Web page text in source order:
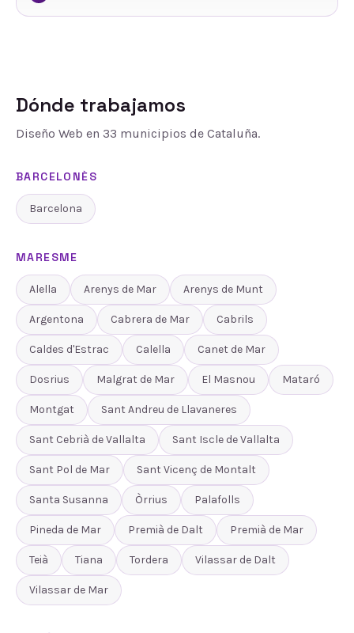
Dónde trabajamos
Diseño Web en 33 municipios de Cataluña.
BARCELONÈS
Barcelona
MARESME
Alella Arenys de Mar Arenys de Munt
Argentona Cabrera de Mar Cabrils
Caldes d'Estrac Calella Canet de Mar
Dosrius Malgrat de Mar El Masnou Mataró
Montgat Sant Andreu de Llavaneres
Sant Cebrià de Vallalta Sant Iscle de Vallalta
Sant Pol de Mar Sant Vicenç de Montalt
Santa Susanna Òrrius Palafolls
Pineda de Mar Premià de Dalt Premià de Mar
Teià Tiana Tordera Vilassar de Dalt
Vilassar de Mar